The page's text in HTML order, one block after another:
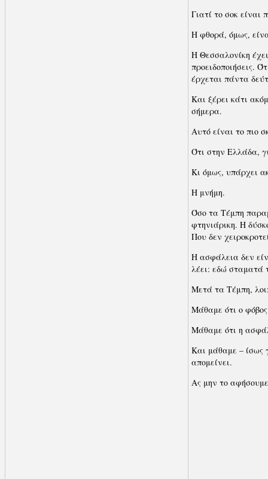
Γιατί το σοκ είναι
Η φθορά, όμως,
Η Θεσσαλονίκη
προειδοποιήσεις.
έρχεται πάντα
Και ξέρει κάτι
σήμερα.
Αυτό είναι το πιο
Ότι στην Ελλάδα,
Κι όμως, υπάρχει
Η μνήμη.
Όσο τα Τέμπη
φτηνιάρικη. Η
Που δεν
Η ασφάλεια δεν
λέει: εδώ σταματά
Μετά τα Τέμπη,
Μάθαμε ότι ο
Μάθαμε ότι η
Και μάθαμε – ίσως
απομείνει.
Ας μην το